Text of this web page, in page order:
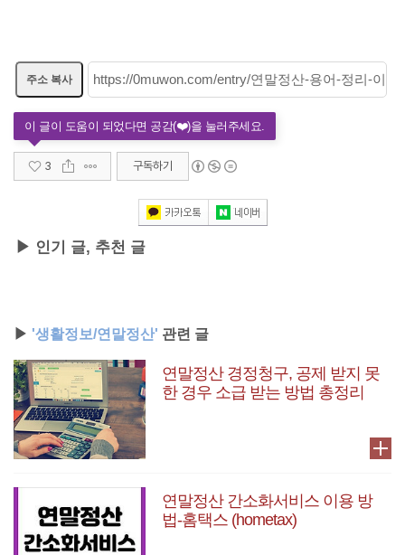
주소 복사
3 구독하기
▶ 인기 글, 추천 글
▶ '생활정보/연말정산' 관련 글
연말정산 경정청구, 공제 받지 못
한 경우 소급 받는 방법 총정리
연말정산 간소화서비스 이용 방
법-홈택스 (hometax)